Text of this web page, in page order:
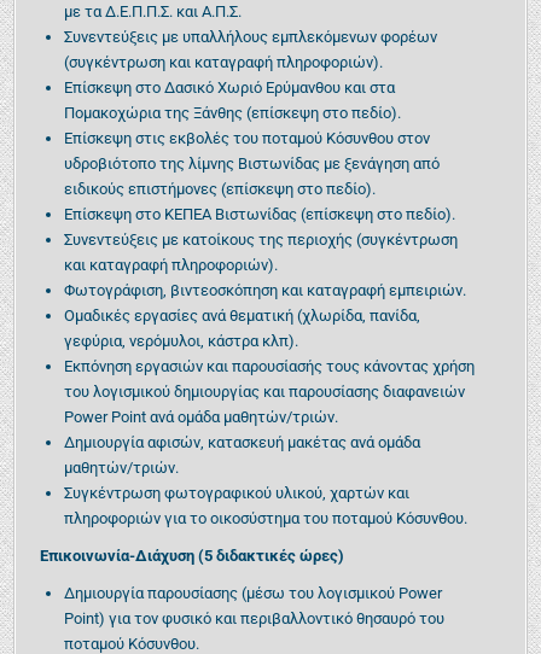
με τα Δ.Ε.Π.Π.Σ. και Α.Π.Σ.
Συνεντεύξεις με υπαλλήλους εμπλεκόμενων φορέων
(συγκέντρωση και καταγραφή πληροφοριών).
Επίσκεψη στο Δασικό Χωριό Ερύμανθου και στα
Πομακοχώρια της Ξάνθης (επίσκεψη στο πεδίο).
Επίσκεψη στις εκβολές του ποταμού Κόσυνθου στον
υδροβιότοπο της λίμνης Βιστωνίδας με ξενάγηση από
ειδικούς επιστήμονες (επίσκεψη στο πεδίο).
Επίσκεψη στο ΚΕΠΕΑ Βιστωνίδας (επίσκεψη στο πεδίο).
Συνεντεύξεις με κατοίκους της περιοχής (συγκέντρωση
και καταγραφή πληροφοριών).
Φωτογράφιση, βιντεοσκόπηση και καταγραφή εμπειριών.
Ομαδικές εργασίες ανά θεματική (χλωρίδα, πανίδα,
γεφύρια, νερόμυλοι, κάστρα κλπ).
Εκπόνηση εργασιών και παρουσίασής τους κάνοντας χρήση
του λογισμικού δημιουργίας και παρουσίασης διαφανειών
Power Point ανά ομάδα μαθητών/τριών.
Δημιουργία αφισών, κατασκευή μακέτας ανά ομάδα
μαθητών/τριών.
Συγκέντρωση φωτογραφικού υλικού, χαρτών και
πληροφοριών για το οικοσύστημα του ποταμού Κόσυνθου.
Επικοινωνία-Διάχυση (5 διδακτικές ώρες)
Δημιουργία παρουσίασης (μέσω του λογισμικού Power
Point) για τον φυσικό και περιβαλλοντικό θησαυρό του
ποταμού Κόσυνθου.